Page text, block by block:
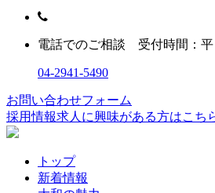
電話でのご相談 受付時間：平
04-2941-5490
お問い合わせフォーム
採用情報求人に興味がある方はこち
トップ
新着情報